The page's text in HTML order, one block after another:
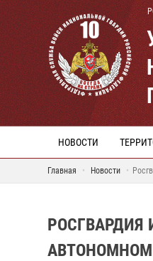
НОВОСТИ
Главная Новости
РОСГВАРДИЯ
АВТОНОМНОМ